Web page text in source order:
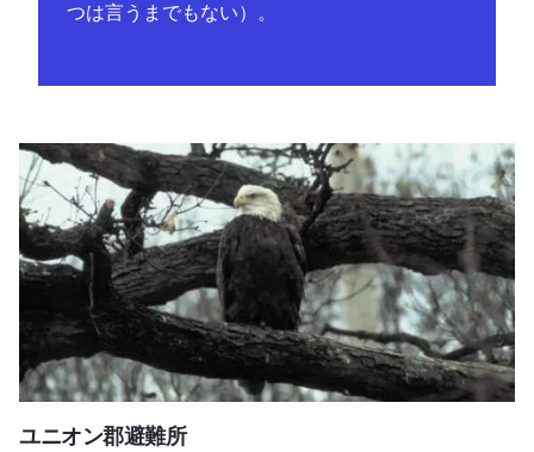
つは言うまでもない）。
ユニオン郡避難所
ユニオン郡避難所